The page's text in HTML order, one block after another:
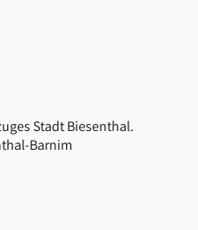
Stadt Biesenthal.
Barnim